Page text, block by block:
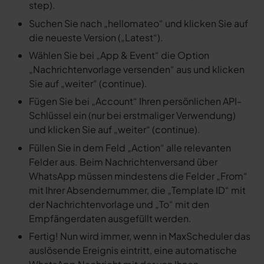
step).
Suchen Sie nach „hellomateo“ und klicken Sie auf
die neueste Version („Latest“).
Wählen Sie bei „App & Event“ die Option
„Nachrichtenvorlage versenden“ aus und klicken
Sie auf „weiter“ (continue).
Fügen Sie bei „Account“ Ihren persönlichen API-
Schlüssel ein (nur bei erstmaliger Verwendung)
und klicken Sie auf „weiter“ (continue).
Füllen Sie in dem Feld „Action“ alle relevanten
Felder aus. Beim Nachrichtenversand über
WhatsApp müssen mindestens die Felder „From“
mit Ihrer Absendernummer, die „Template ID“ mit
der Nachrichtenvorlage und „To“ mit den
Empfängerdaten ausgefüllt werden.
Fertig! Nun wird immer, wenn in MaxScheduler das
auslösende Ereignis eintritt, eine automatische